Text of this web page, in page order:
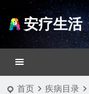
安疗生活
首页 疾病目录